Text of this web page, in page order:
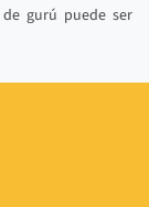
gurú puede ser